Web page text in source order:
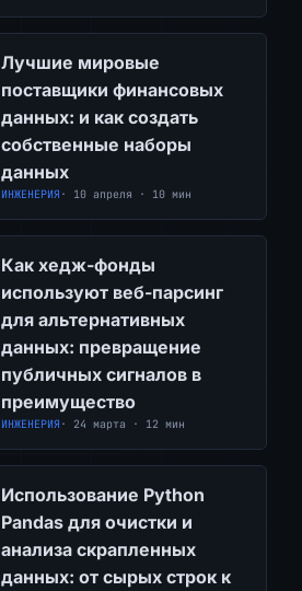
Лучшие мировые
поставщики финансовых
данных: и как создать
собственные наборы
данных
ИНЖЕНЕРИЯ · 10 апреля · 10 мин
Как хедж-фонды
используют веб-парсинг
для альтернативных
данных: превращение
публичных сигналов в
преимущество
ИНЖЕНЕРИЯ · 24 марта · 12 мин
Использование Python
Pandas для очистки и
анализа скрапленных
данных: от сырых строк к